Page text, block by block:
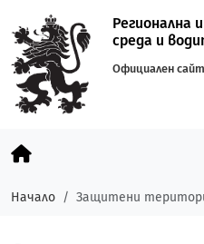
Регионална
среда и
Официален сайт
Начало Защитени